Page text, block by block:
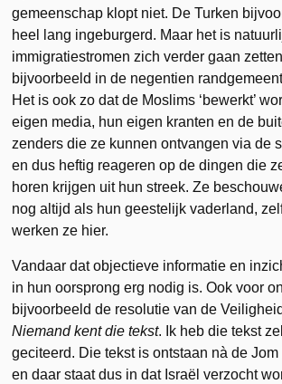
gemeenschap klopt niet. De Turken
heel lang ingeburgerd. Maar het is
immigratiestromen zich verder gaan
bijvoorbeeld in de negentien
Het is ook zo dat de Moslims ‘bewerkt’
eigen media, hun eigen kranten en de
zenders die ze kunnen ontvangen via de
en dus heftig reageren op de dingen die
horen krijgen uit hun streek. Ze
nog altijd als hun geestelijk vaderland,
werken ze hier.
Vandaar dat objectieve informatie en
in hun oorsprong erg nodig is. Ook voor
bijvoorbeeld de resolutie van de
Niemand kent die tekst. Ik heb die tekst
geciteerd. Die tekst is ontstaan nà de
en daar staat dus in dat Israël verzocht